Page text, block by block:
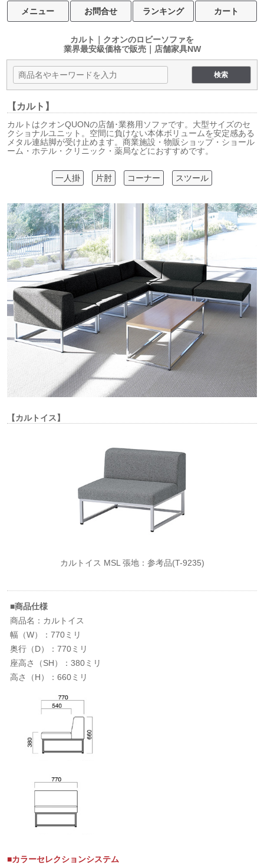
メニュー お問合せ ランキング カート
カルト｜クオンのロビーソファを
業界最安級価格で販売｜店舗家具NW
【カルト】
カルトはクオンQUONの店舗･業務用ソファです。大型サイズのセ
クショナルユニット。空間に負けない本体ボリュームを安定感ある
メタル連結脚が受け止めます。商業施設・物販ショップ・ショール
ーム・ホテル・クリニック・薬局などにおすすめです。
一人掛 片肘 コーナー スツール
【カルトイス】
カルトイス MSL 張地：参考品(T-9235)
■商品仕様
商品名：カルトイス
幅（W）：770ミリ
奥行（D）：770ミリ
座高さ（SH）：380ミリ
高さ（H）：660ミリ
■カラーセレクションシステム